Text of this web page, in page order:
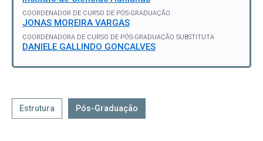
COORDENADOR DE CURSO DE PÓS-GRADUAÇÃO
JONAS MOREIRA VARGAS
COORDENADORA DE CURSO DE PÓS-GRADUAÇÃO SUBSTITUTA
DANIELE GALLINDO GONCALVES
Estrutura Pós-Graduação